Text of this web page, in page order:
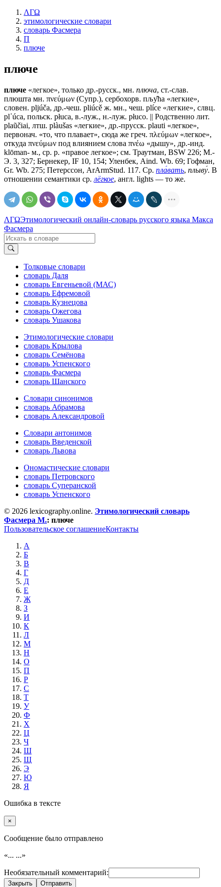
ΛΓΩ
этимологические словари
словарь Фасмера
П
плюче
плюче
плюче «легкое», только др.-русск., мн. плюча, ст.-слав.
плюшта мн. πνεύμων (Супр.), сербохорв. пљу̑ħа «легкие»,
словен. pljúča, др.-чеш. pliúcě ж. мн., чеш. рlíсе «легкие», слвц.
рl᾽úса, польск. рłuса, в.-луж., н.-луж. рłuсо. || Родственно лит.
plaũčiai, лтш. plàušas «легкие», др.-прусск. plauti «легкое»,
первонач. «то, что плавает», сюда же греч. πλεύμων «легкое»,
откуда πνεύμων под влиянием слова πνέω «дышу», др.-инд.
klōman- м., ср. р. «правое легкое»; см. Траутман, ВSW 226; М.-
Э. 3, 327; Бернекер, IF 10, 154; Уленбек, Aind. Wb. 69; Гофман,
Gr. Wb. 275; Петерссон, ArArmStud. 117. Ср. пла́вать, плыву́. В
отношении семантики ср. лёгкое, англ. lights — то же.
ΛΓΩЭтимологический онлайн-словарь русского языка Макса
Фасмера
Толковые словари
словарь Даля
словарь Евгеньевой (МАС)
словарь Ефремовой
словарь Кузнецова
словарь Ожегова
словарь Ушакова
Этимологические словари
словарь Крылова
словарь Семёнова
словарь Успенского
словарь Фасмера
словарь Шанского
Словари синонимов
словарь Абрамова
словарь Александровой
Словари антонимов
словарь Введенской
словарь Львова
Ономастические словари
словарь Петровского
словарь Суперанской
словарь Успенского
© 2026 lexicography.online. Этимологический словарь
Фасмера М.: плюче
Пользовательское соглашениеКонтакты
А
Б
В
Г
Д
Е
Ж
З
И
К
Л
М
Н
О
П
Р
С
Т
У
Ф
Х
Ц
Ч
Ш
Щ
Э
Ю
Я
Ошибка в тексте
×
Cообщение было отправлено
«... ...»
Необязательный комментарий:
Закрыть Отправить